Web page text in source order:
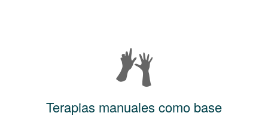
Terapias manuales como base